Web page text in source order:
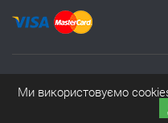
Ми використовуємо